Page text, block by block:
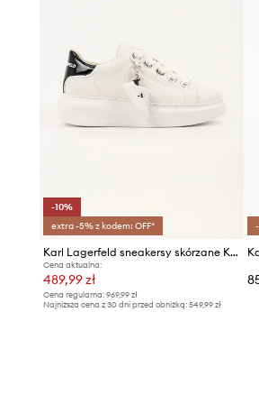
-10%
extra -5% z kodem: OFF*
Karl Lagerfeld sneakersy skórzane KAPRI
Cena aktualna:
489,99 zł
Cena regularna: 969,99 zł
Najniższa cena z 30 dni przed obniżką: 549,99 zł